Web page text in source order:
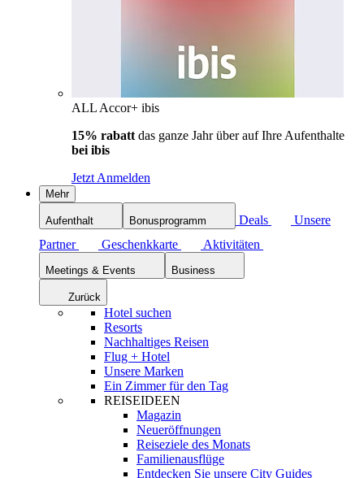
ALL Accor+ ibis
15% rabatt das ganze Jahr über auf Ihre Aufenthalte
bei ibis
Jetzt Anmelden
Mehr
Aufenthalt Bonusprogramm Deals
Unsere
Partner
Geschenkkarte Aktivitäten
Meetings & Events Business
Zurück
Hotel suchen
Resorts
Nachhaltiges Reisen
Flug + Hotel
Unsere Marken
Ein Zimmer für den Tag
REISEIDEEN
Magazin
Neueröffnungen
Reiseziele des Monats
Familienausflüge
Entdecken Sie unsere City Guides